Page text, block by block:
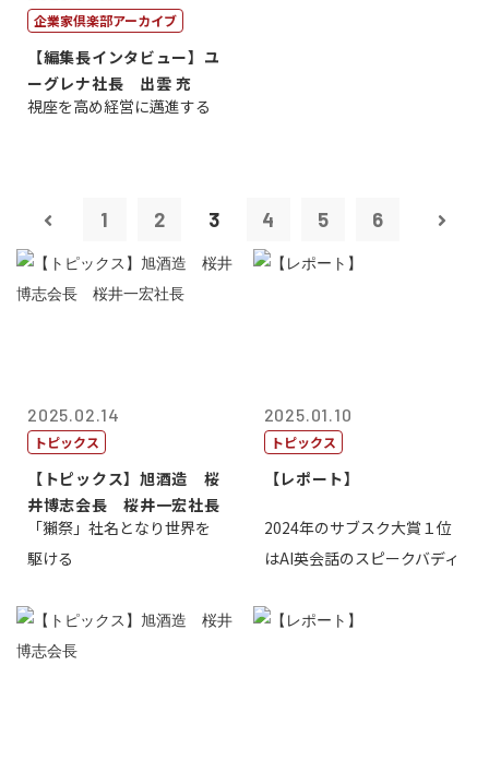
企業家倶楽部アーカイブ
【編集長インタビュー】ユ
ーグレナ社長 出雲 充
視座を高め経営に邁進する
1 2 3 4 5 6
2025.02.14
トピックス
【トピックス】旭酒造 桜
井博志会長 桜井一宏社長
「獺祭」社名となり世界を
駆ける
2025.01.10
トピックス
【レポート】
2024年のサブスク大賞１位
はAI英会話のスピークバディ